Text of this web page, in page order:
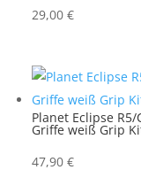
29,00€
Planet Eclipse R5/
Griffe weiß Grip
47,90€